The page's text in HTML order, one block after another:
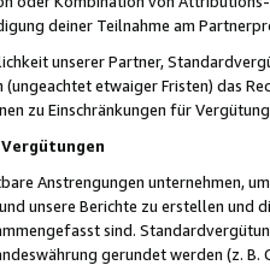
deiner Teilnahme am
unserer Partner,
(ungeachtet etwaiger Fristen) das
zu Einschränkungen für
Anstrengungen unternehmen,
unsere Berichte zu erstellen und
sind.
gerundet werden (z.